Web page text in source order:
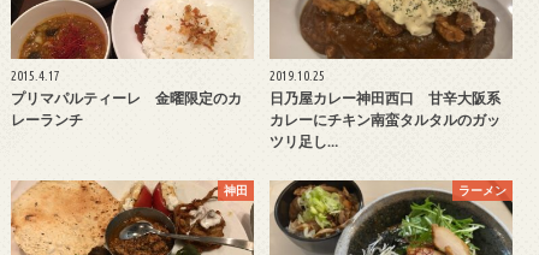
2015.4.17
プリマパルティーレ 金曜限定のカ
レーランチ
2019.10.25
日乃屋カレー神田西口 甘辛大阪系
カレーにチキン南蛮タルタルのガッ
ツリ足し…
神田 ラーメン